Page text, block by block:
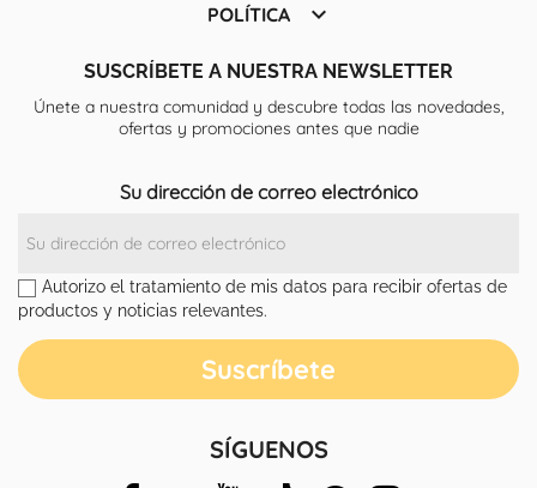
POLÍTICA 
SUSCRÍBETE A NUESTRA NEWSLETTER
Únete a nuestra comunidad y descubre todas las novedades,
ofertas y promociones antes que nadie
Su dirección de correo electrónico
Autorizo el tratamiento de mis datos para recibir ofertas de
productos y noticias relevantes.
SÍGUENOS